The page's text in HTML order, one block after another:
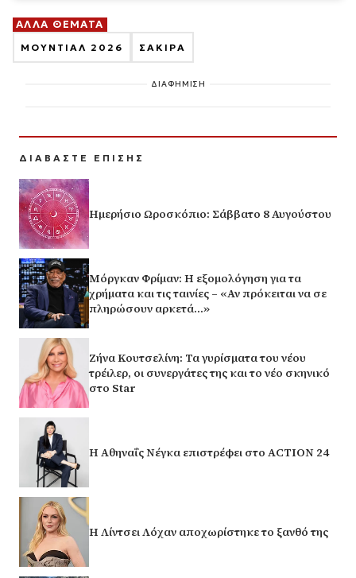
ΑΛΛΑ ΘΕΜΑΤΑ
ΜΟΥΝΤΙΑΛ 2026 ΣΑΚΙΡΑ
ΔΙΑΦΗΜΙΣΗ
ΔΙΑΒΑΣΤΕ ΕΠΙΣΗΣ
Ημερήσιο Ωροσκόπιο: Σάββατο 8 Αυγούστου
Μόργκαν Φρίμαν: Η εξομολόγηση για τα
χρήματα και τις ταινίες – «Αν πρόκειται να σε
πληρώσουν αρκετά…»
Ζήνα Κουτσελίνη: Τα γυρίσματα του νέου
τρέιλερ, οι συνεργάτες της και το νέο σκηνικό
στο Star
Η Αθηναΐς Νέγκα επιστρέφει στο ACTION 24
Η Λίντσει Λόχαν αποχωρίστηκε το ξανθό της